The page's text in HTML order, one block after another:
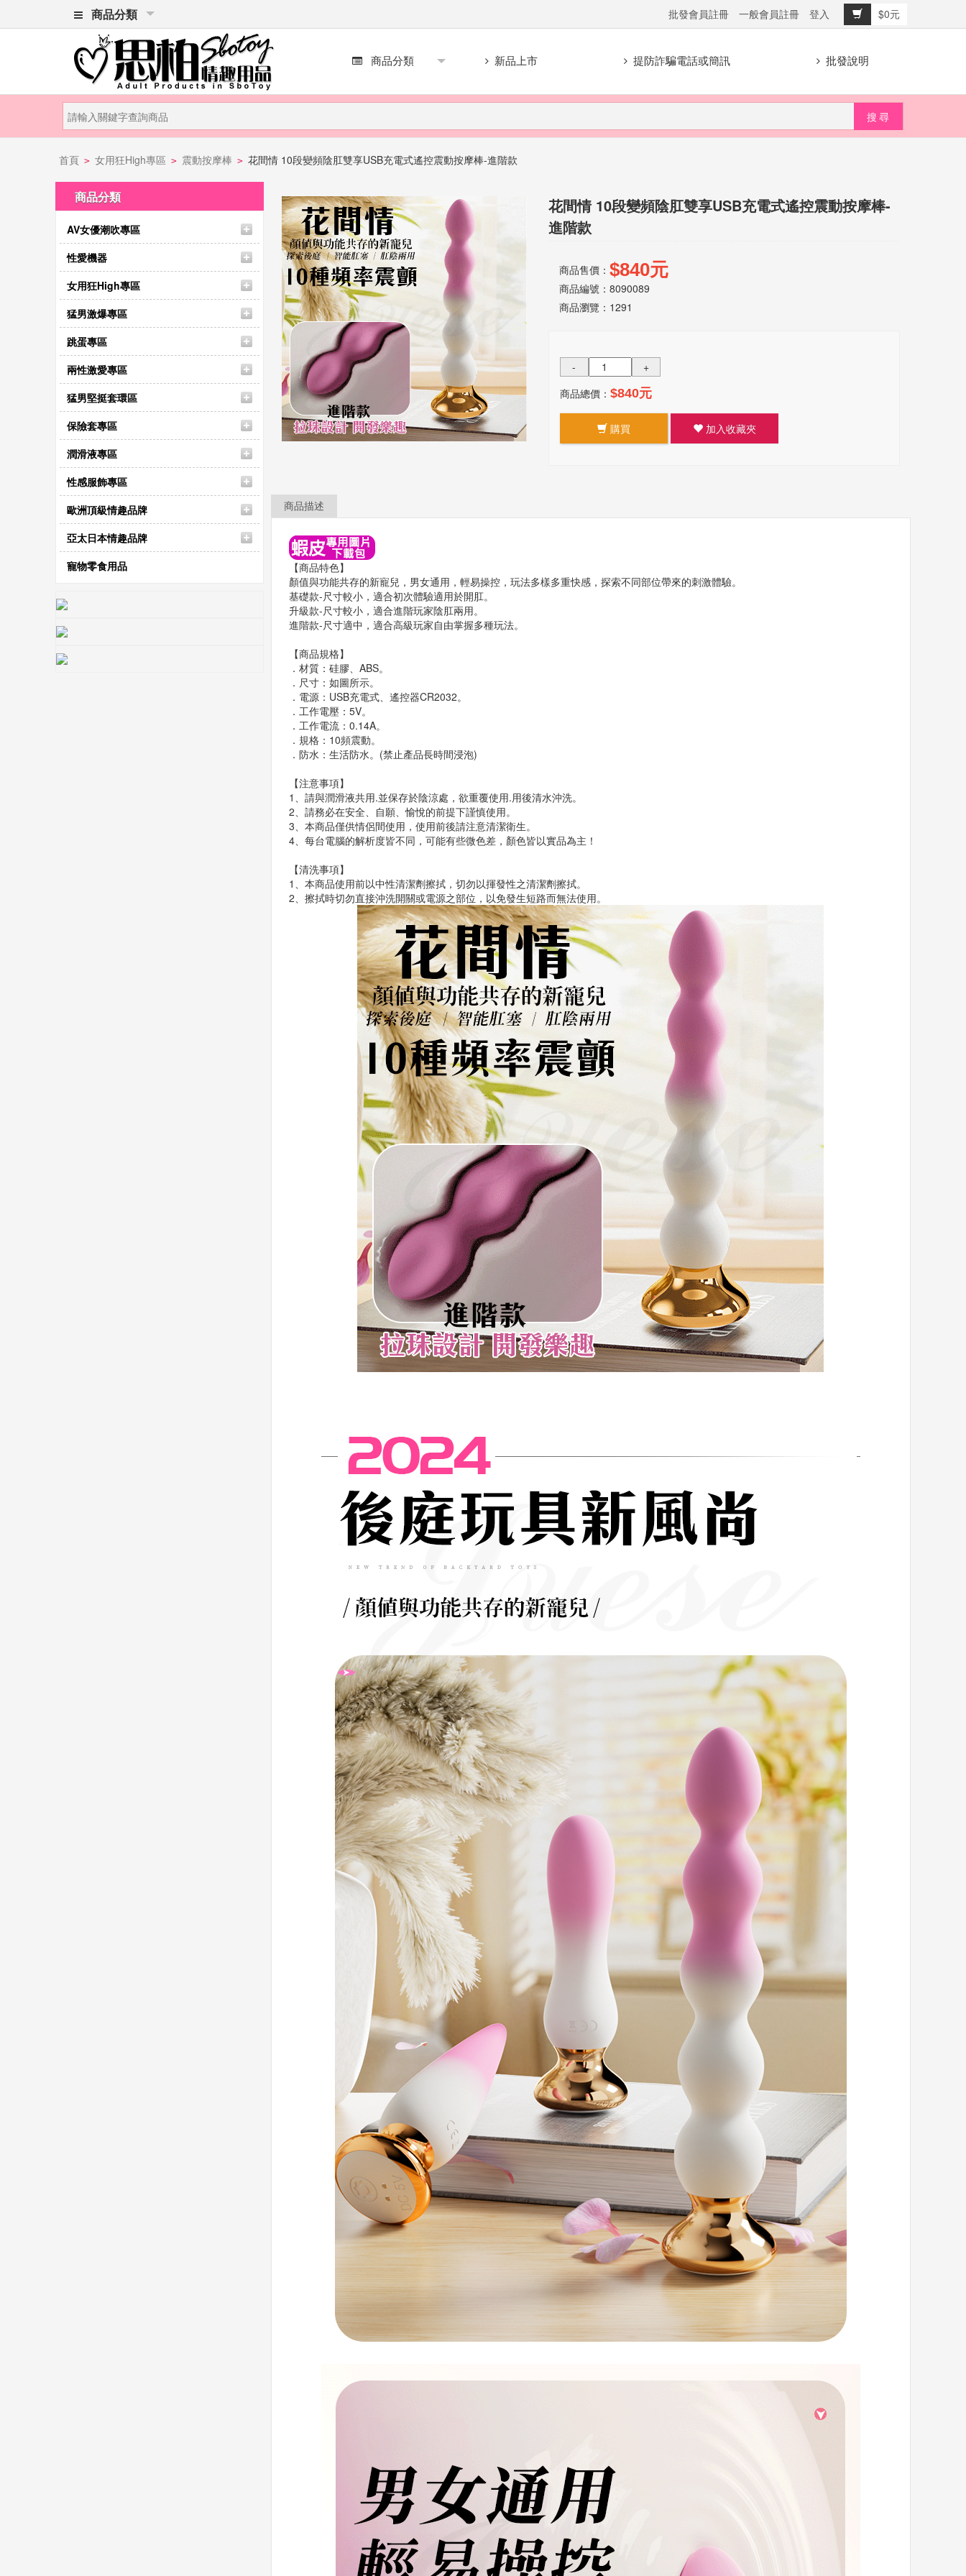
商品分類 批發會員註冊 一般會員註冊 登入 $0元
商品分類 新品上市 提防詐騙電話或簡訊 批發說明
首頁 > 女用狂High專區 > 震動按摩棒 > 花間情 10段變頻陰肛雙享USB充電式遙控震動按摩棒-進階款
商品分類
AV女優潮吹專區
性愛機器
女用狂High專區
猛男激爆專區
跳蛋專區
兩性激愛專區
猛男堅挺套環區
保險套專區
潤滑液專區
性感服飾專區
歐洲頂級情趣品牌
亞太日本情趣品牌
寵物零食用品
花間情 10段變頻陰肛雙享USB充電式遙控震動按摩棒-
進階款
商品售價： $840元
商品編號：8090089
商品瀏覽： 1291
-
+
商品總價： $840元
購買 加入收藏夾
商品描述
【商品特色】
顏值與功能共存的新寵兒，男女通用，輕易操控，玩法多樣多重快感，探索不同部位帶來的刺激體驗。
基礎款-尺寸較小，適合初次體驗適用於開肛。
升級款-尺寸較小，適合進階玩家陰肛兩用。
進階款-尺寸適中，適合高級玩家自由掌握多種玩法。
【商品規格】
．材質：硅膠、ABS。
．尺寸：如圖所示。
．電源：USB充電式、遙控器CR2032。
．工作電壓：5V。
．工作電流：0.14A。
．規格：10頻震動。
．防水：生活防水。(禁止產品長時間浸泡)
【注意事項】
1、請與潤滑液共用.並保存於陰涼處，欲重覆使用.用後清水沖洗。
2、請務必在安全、自願、愉悅的前提下謹慎使用。
3、本商品僅供情侶間使用，使用前後請注意清潔衛生。
4、每台電腦的解析度皆不同，可能有些微色差，顏色皆以實品為主！
【清洗事項】
1、本商品使用前以中性清潔劑擦拭，切勿以揮發性之清潔劑擦拭。
2、擦拭時切勿直接沖洗開關或電源之部位，以免發生短路而無法使用。